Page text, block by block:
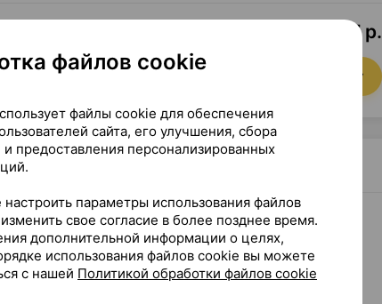
20,60 — 20,67 р.
Где купить В корзину
файлов cookie
файлы cookie для обеспечения
сайта, его улучшения, сбора
и предоставления персонализированных
параметры использования файлов
свое согласие в более позднее время.
дополнительной информации о целях,
использования файлов cookie вы можете
с нашей Политикой обработки файлов cookie